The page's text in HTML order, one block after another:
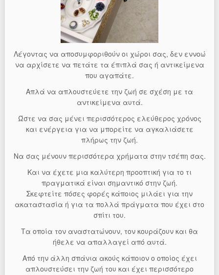
Λέγοντας να αποσυμφοριθούν οι χώροι σας, δεν εννοώ
να αρχίσετε να πετάτε τα έπιπλά σας ή αντικείμενα
που αγαπάτε.
Απλά να απλουστεύετε την ζωή σε σχέση με τα
αντικείμενα αυτά.
Ώστε να σας μένει περισσότερος ελεύθερος χρόνος
και ενέργεια για να μπορείτε να αγκαλιάσετε
πλήρως την ζωή.
Να σας μένουν περισσότερα χρήματα στην τσέπη σας.
Και να έχετε μια καλύτερη προοπτική για το τι
πραγματικά είναι σημαντικό στην ζωή.
Σκεφτείτε πόσες φορές κάποιος μιλάει για την
ακαταστασία ή για τα πολλά πράγματα που έχει στο
σπίτι του.
Τα οποία τον αναστατώνουν, τον κουράζουν και θα
ήθελε να απαλλαγεί από αυτά.
Από την άλλη σπάνια ακούς κάποιον ο οποίος έχει
απλουστεύσει την ζωή του και έχει περισσότερο